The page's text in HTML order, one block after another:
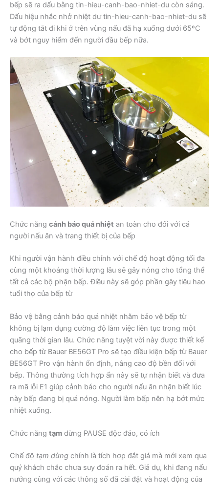
bếp sẽ ra dấu bằng tin-hieu-canh-bao-nhiet-du còn sáng.
Dấu hiệu nhắc nhở nhiệt dư tin-hieu-canh-bao-nhiet-du sẽ
tự động tắt đi khi ở trên vùng nấu đã hạ xuống dưới 65ºC
và bớt nguy hiểm đến người đầu bếp nữa.
Chức năng cảnh báo quá nhiệt an toàn cho đối với cả
người nấu ăn và trang thiết bị của bếp
Khi người vận hành điều chỉnh với chế độ hoạt động tối đa
cùng một khoảng thời lượng lâu sẽ gây nóng cho tổng thể
tất cả các bộ phận bếp. Điều này sẽ góp phần gây tiêu hao
tuổi thọ của bếp từ
Bảo vệ bằng cảnh báo quá nhiệt nhằm bảo vệ bếp từ
không bị lạm dụng cường độ làm việc liên tục trong một
quãng thời gian lâu. Chức năng tuyệt vời này được thiết kế
cho bếp từ Bauer BE56GT Pro sẽ tạo điều kiện bếp từ Bauer
BE56GT Pro vận hành ổn định, nâng cao độ bền đối với
bếp. Thông thường tích hợp ẩn này sẽ tự nhận biết và đưa
ra mã lỗi E1 giúp cảnh báo cho người nấu ăn nhận biết lúc
này bếp đang bị quá nóng. Người làm bếp nên hạ bớt mức
nhiệt xuống.
Chức năng tạm dừng PAUSE độc đáo, có ích
Chế độ tạm dừng chính là tích hợp đắt giá mà mới xem qua
quý khách chắc chưa suy đoán ra hết. Giả dụ, khi đang nấu
nướng cùng với các thông số đã cài đặt và hoạt động của